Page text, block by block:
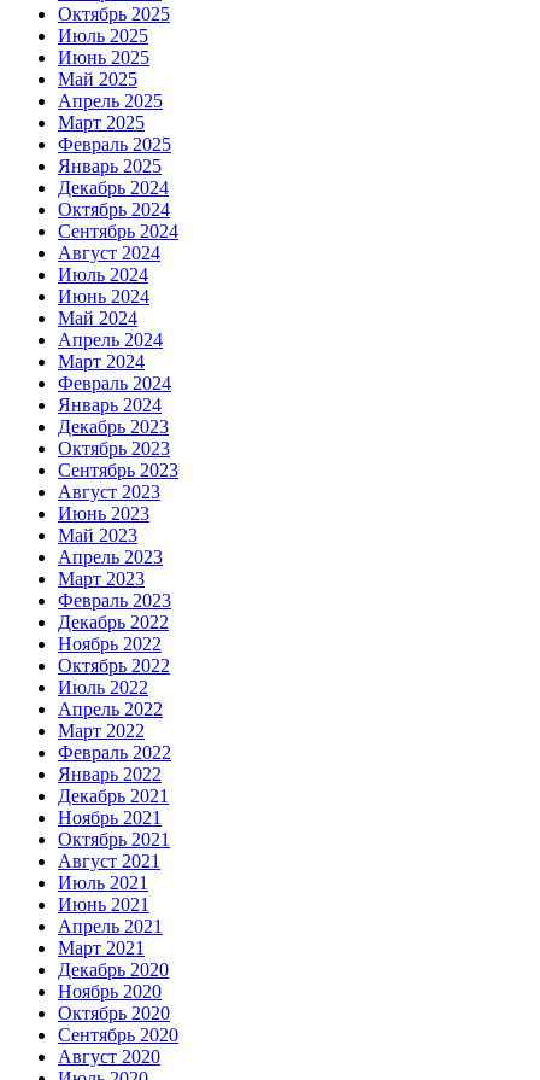
Октябрь 2025
Июль 2025
Июнь 2025
Май 2025
Апрель 2025
Март 2025
Февраль 2025
Январь 2025
Декабрь 2024
Октябрь 2024
Сентябрь 2024
Август 2024
Июль 2024
Июнь 2024
Май 2024
Апрель 2024
Март 2024
Февраль 2024
Январь 2024
Декабрь 2023
Октябрь 2023
Сентябрь 2023
Август 2023
Июнь 2023
Май 2023
Апрель 2023
Март 2023
Февраль 2023
Декабрь 2022
Ноябрь 2022
Октябрь 2022
Июль 2022
Апрель 2022
Март 2022
Февраль 2022
Январь 2022
Декабрь 2021
Ноябрь 2021
Октябрь 2021
Август 2021
Июль 2021
Июнь 2021
Апрель 2021
Март 2021
Декабрь 2020
Ноябрь 2020
Октябрь 2020
Сентябрь 2020
Август 2020